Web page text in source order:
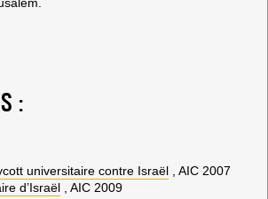
:
universitaire contre Israël , AIC 2007
d’Israël , AIC 2009